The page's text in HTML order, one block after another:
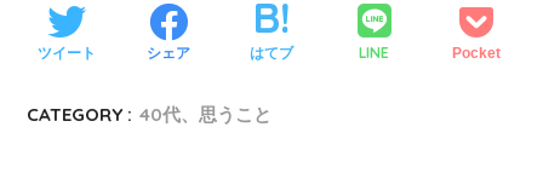
ツイート シェア はてブ LINE Pocket
CATEGORY : 40代、思うこと